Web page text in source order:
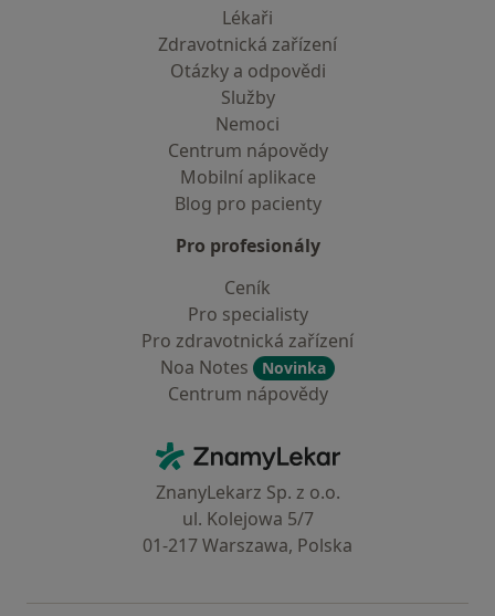
Lékaři
Zdravotnická zařízení
Otázky a odpovědi
Služby
Nemoci
Centrum nápovědy
Mobilní aplikace
Blog pro pacienty
Pro profesionály
Ceník
Pro specialisty
Pro zdravotnická zařízení
Noa Notes
Novinka
Centrum nápovědy
ZnamyLekar - Hlavní stránka
ZnanyLekarz Sp. z o.o.
ul. Kolejowa 5/7
01-217 Warszawa, Polska